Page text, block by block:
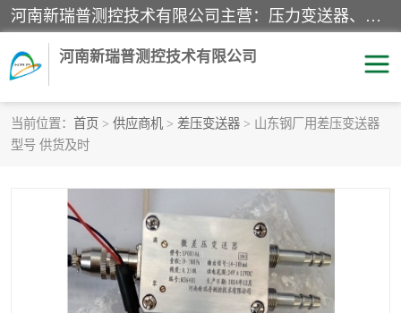
河南新瑞普测控技术有限公司主营：压力变送器、液位变送器、差压变送器、雷达料位计、电容物位计、温度显示控制仪表、电量变送器、流量计、工业自动化系统成套设备。
河南新瑞普测控技术有限公司
当前位置： 首页 > 供应商机 > 差压变送器 > 山东钢厂用差压变送器
型号 供货及时
霍尼韦尔压力变送器
1151/3351产品分类 精巧型压力变送器
液位变送器 雷达料位计
标准型工业压力变送器 罐旁显示仪